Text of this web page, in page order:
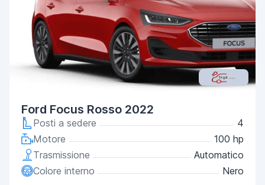
Ford Focus Rosso 2022
Posti a sedere
4
Motore
100 hp
Trasmissione
Automatico
Colore interno
Nero